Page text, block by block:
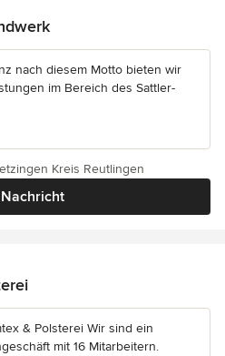
nach diesem Motto bieten wir
im Bereich des Sattler-
Nachricht
Kreis Reutlingen
& Polsterei Wir sind ein
mit 16 Mitarbeitern.